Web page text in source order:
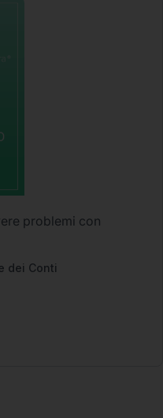
problemi con
dei Conti